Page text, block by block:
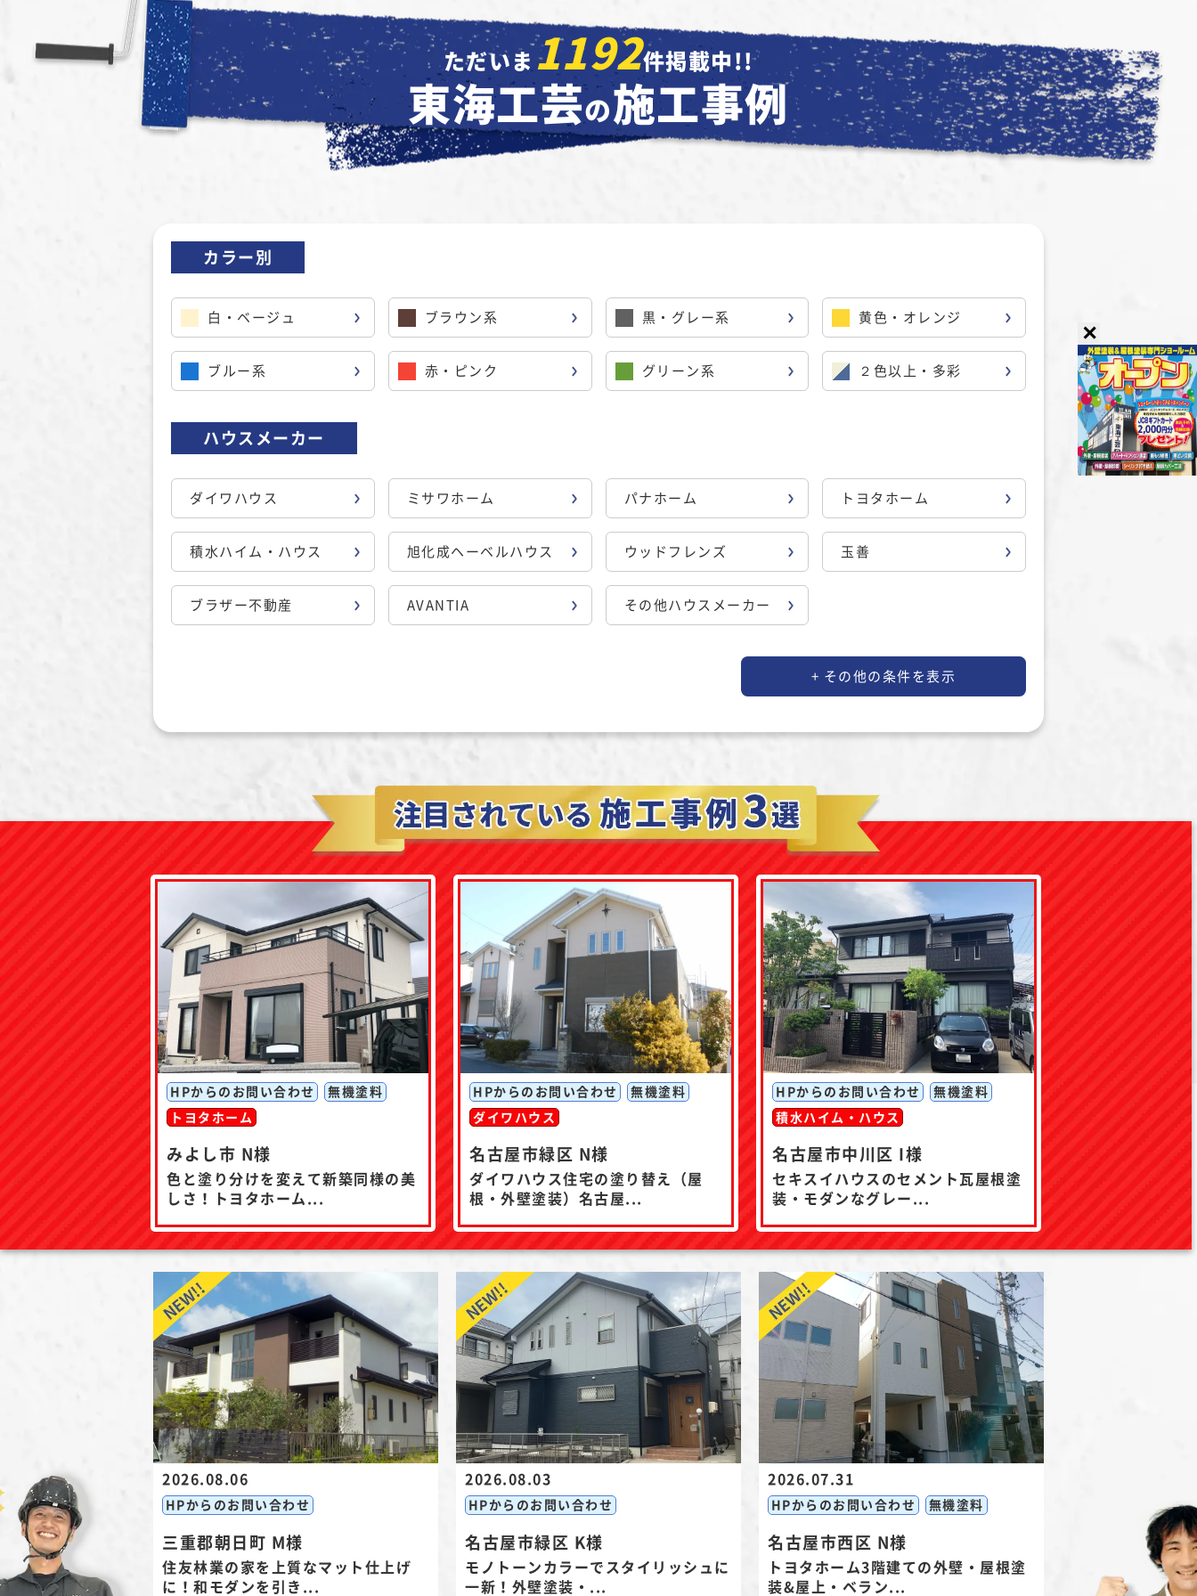
ただいま1192件掲載中!!
東海工芸の施工事例
カラー別
白・ベージュ ブラウン系 黒・グレー系 黄色・オレンジ
ブルー系 赤・ピンク グリーン系 ２色以上・多彩
ハウスメーカー
ダイワハウス ミサワホーム パナホーム トヨタホーム
積水ハイム・ハウス 旭化成ヘーベルハウス ウッドフレンズ 玉善
ブラザー不動産 AVANTIA その他ハウスメーカー
HPからのお問い合わせ 無機塗料
トヨタホーム
みよし市 N様
色と塗り分けを変えて新築同様の美
しさ！トヨタホーム...
HPからのお問い合わせ 無機塗料
ダイワハウス
名古屋市緑区 N様
ダイワハウス住宅の塗り替え（屋
根・外壁塗装）名古屋...
HPからのお問い合わせ 無機塗料
積水ハイム・ハウス
名古屋市中川区 I様
セキスイハウスのセメント瓦屋根塗
装・モダンなグレー...
2026.08.06
HPからのお問い合わせ
三重郡朝日町 M様
住友林業の家を上質なマット仕上げ
に！和モダンを引き...
2026.08.03
HPからのお問い合わせ
名古屋市緑区 K様
モノトーンカラーでスタイリッシュに
一新！外壁塗装・...
2026.07.31
HPからのお問い合わせ 無機塗料
名古屋市西区 N様
トヨタホーム3階建ての外壁・屋根塗
装&屋上・ベラン...
✕